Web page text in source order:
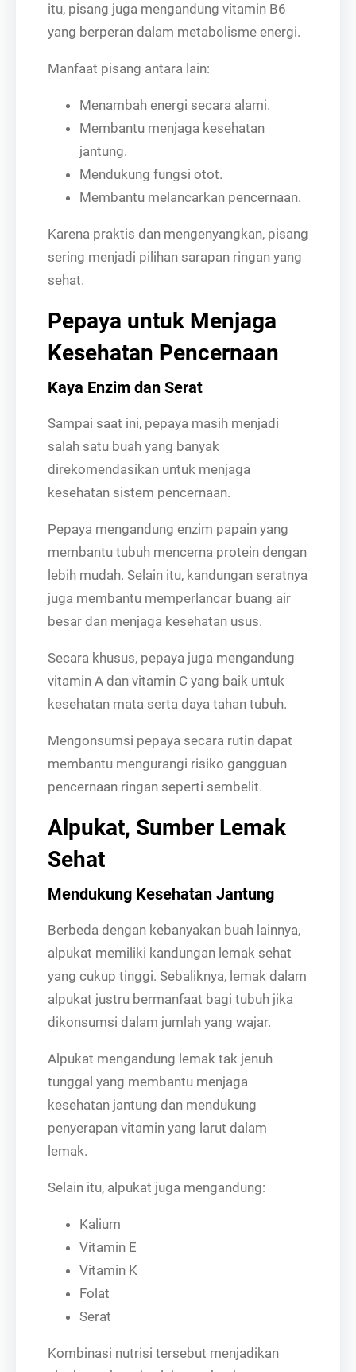
itu, pisang juga mengandung vitamin B6
yang berperan dalam metabolisme energi.
Manfaat pisang antara lain:
Menambah energi secara alami.
Membantu menjaga kesehatan
jantung.
Mendukung fungsi otot.
Membantu melancarkan pencernaan.
Karena praktis dan mengenyangkan, pisang
sering menjadi pilihan sarapan ringan yang
sehat.
Pepaya untuk Menjaga
Kesehatan Pencernaan
Kaya Enzim dan Serat
Sampai saat ini, pepaya masih menjadi
salah satu buah yang banyak
direkomendasikan untuk menjaga
kesehatan sistem pencernaan.
Pepaya mengandung enzim papain yang
membantu tubuh mencerna protein dengan
lebih mudah. Selain itu, kandungan seratnya
juga membantu memperlancar buang air
besar dan menjaga kesehatan usus.
Secara khusus, pepaya juga mengandung
vitamin A dan vitamin C yang baik untuk
kesehatan mata serta daya tahan tubuh.
Mengonsumsi pepaya secara rutin dapat
membantu mengurangi risiko gangguan
pencernaan ringan seperti sembelit.
Alpukat, Sumber Lemak
Sehat
Mendukung Kesehatan Jantung
Berbeda dengan kebanyakan buah lainnya,
alpukat memiliki kandungan lemak sehat
yang cukup tinggi. Sebaliknya, lemak dalam
alpukat justru bermanfaat bagi tubuh jika
dikonsumsi dalam jumlah yang wajar.
Alpukat mengandung lemak tak jenuh
tunggal yang membantu menjaga
kesehatan jantung dan mendukung
penyerapan vitamin yang larut dalam
lemak.
Selain itu, alpukat juga mengandung:
Kalium
Vitamin E
Vitamin K
Folat
Serat
Kombinasi nutrisi tersebut menjadikan